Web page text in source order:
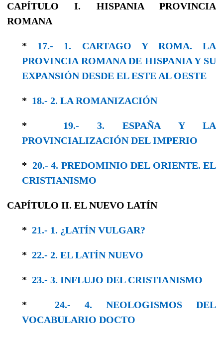
CAPÍTULO I. HISPANIA PROVINCIA
ROMANA
* 17.- 1. CARTAGO Y ROMA. LA
PROVINCIA ROMANA DE HISPANIA Y SU
EXPANSIÓN DESDE EL ESTE AL OESTE
* 18.- 2. LA ROMANIZACIÓN
* 19.- 3. ESPAÑA Y LA
PROVINCIALIZACIÓN DEL IMPERIO
* 20.- 4. PREDOMINIO DEL ORIENTE. EL
CRISTIANISMO
CAPÍTULO II. EL NUEVO LATÍN
* 21.- 1. ¿LATÍN VULGAR?
* 22.- 2. EL LATÍN NUEVO
* 23.- 3. INFLUJO DEL CRISTIANISMO
* 24.- 4. NEOLOGISMOS DEL
VOCABULARIO DOCTO